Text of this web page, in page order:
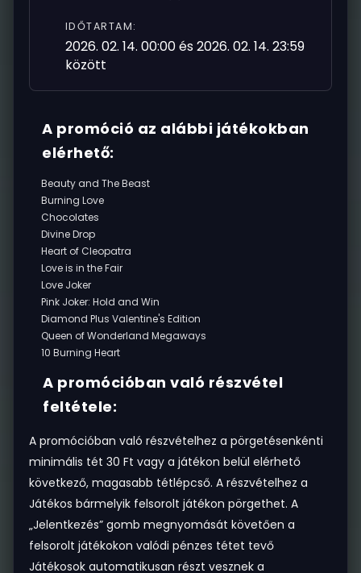
IDŐTARTAM:
2026. 02. 14. 00:00 és 2026. 02. 14. 23:59
között
A promóció az alábbi játékokban
elérhető:
Beauty and The Beast
Burning Love
Chocolates
Divine Drop
Heart of Cleopatra
Love is in the Fair
Love Joker
Pink Joker: Hold and Win
Diamond Plus Valentine's Edition
Queen of Wonderland Megaways
10 Burning Heart
A promócióban való részvétel
feltétele:
A promócióban való részvételhez a pörgetésenkénti
minimális tét 30 Ft vagy a játékon belül elérhető
következő, magasabb tétlépcső. A részvételhez a
Játékos bármelyik felsorolt játékon pörgethet. A
„Jelentkezés” gomb megnyomását követően a
felsorolt játékokon valódi pénzes tétet tevő
Játékosok automatikusan részt vesznek a